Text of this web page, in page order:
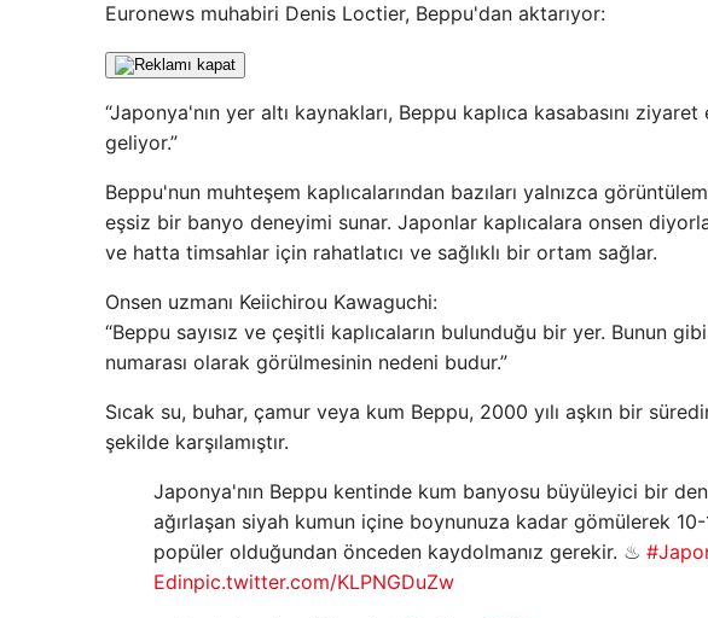
Euronews muhabiri Denis Loctier, Beppu'dan aktarıyor:
“Japonya'nın yer altı kaynakları, Beppu kaplıca kasabasını
geliyor.”
Beppu'nun muhteşem kaplıcalarından bazıları yalnızca
eşsiz bir banyo deneyimi sunar. Japonlar kaplıcalara onsen
ve hatta timsahlar için rahatlatıcı ve sağlıklı bir ortam sağlar.
Onsen uzmanı Keiichirou Kawaguchi:
“Beppu sayısız ve çeşitli kaplıcaların bulunduğu bir yer. Bunun
numarası olarak görülmesinin nedeni budur.”
Sıcak su, buhar, çamur veya kum Beppu, 2000 yılı aşkın bir
şekilde karşılamıştır.
Japonya'nın Beppu kentinde kum banyosu büyüleyici bir
ağırlaşan siyah kumun içine boynunuza kadar gömülerek
popüler olduğundan önceden kaydolmanız gerekir. ♨
Edinpic.twitter.com/KLPNGDuZw